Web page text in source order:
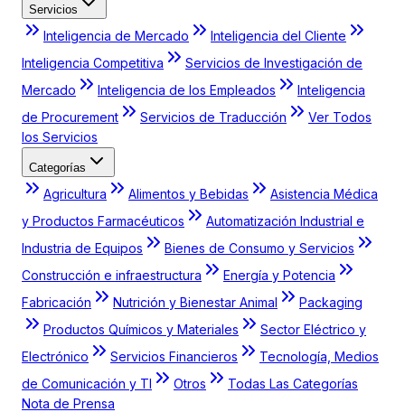
Servicios
Inteligencia de Mercado
Inteligencia del Cliente
Inteligencia Competitiva
Servicios de Investigación de
Mercado
Inteligencia de los Empleados
Inteligencia
de Procurement
Servicios de Traducción
Ver Todos
los Servicios
Categorías
Agricultura Alimentos y Bebidas
Asistencia Médica
y Productos Farmacéuticos
Automatización Industrial e
Industria de Equipos
Bienes de Consumo y Servicios
Construcción e infraestructura
Energía y Potencia
Fabricación
Nutrición y Bienestar Animal
Packaging
Productos Químicos y Materiales
Sector Eléctrico y
Electrónico
Servicios Financieros
Tecnología, Medios
de Comunicación y TI
Otros
Todas Las Categorías
Nota de Prensa